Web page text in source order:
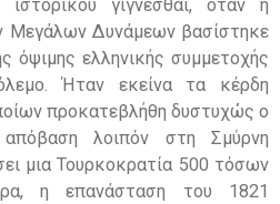
γίγνεσθαι, όταν η
Μεγάλων Δυνάμεων βασίστηκε
όψιμης ελληνικής συμμετοχής
Ήταν εκείνα τα κέρδη
προκατεβλήθη δυστυχώς ο
λοιπόν στη Σμύρνη
μια Τουρκοκρατία 500 τόσων
η επανάσταση του 1821